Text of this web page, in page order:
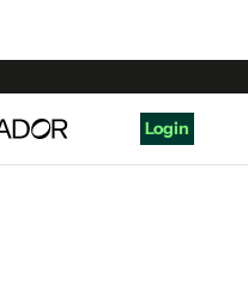
Login